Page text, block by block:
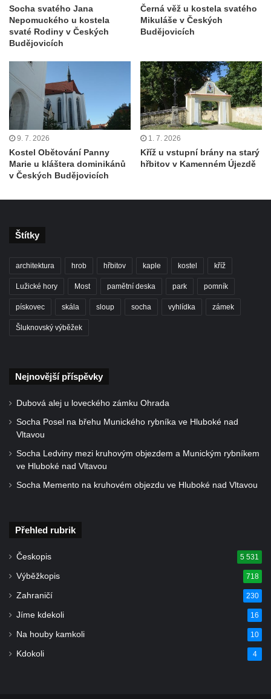
Bývalá márnice u hřbitova v Dubé
Kostel Nalezení svatého Kříže v Dubé
Úněticích
Kostel svatého Klementa v Levém Hradci
Kostel Wang (Karpacz – Bierutowice,
Polsko)
Skalní kaple Nejsvětější Trojice u Česká
Kamenice
Kostel svatého Vendelína v Perštejně
Hřbitovní kaple ve Velkém Šenově
Kaple svatého Floriána ve Veltěži
Černčic
Kaple Panny Marie Růžencové na návsi v
Výklenková kaple u silnice jižně od Hřivic
Kostel svatého Jakuba ve Hřivicích
Kaple u polní cesty východně od zámku v
Márnice na hřbitově v Opočně u Loun
Socha svatého Jana
Nepomuckého u kostela
svaté Rodiny v Českých
Budějovicích
Černá věž u kostela svatého
Mikuláše v Českých
Budějovicích
9. 7. 2026
Kostel Obětování Panny
Marie u kláštera dominikánů
v Českých Budějovicích
1. 7. 2026
Kříž u vstupní brány na starý
hřbitov v Kamenném Újezdě
Štítky
architektura hrob hřbitov kaple kostel kříž
Lužické hory Most pamětní deska park pomník
pískovec skála sloup socha vyhlídka zámek
Šluknovský výběžek
Nejnovější příspěvky
Dubová alej u loveckého zámku Ohrada
Socha Posel na břehu Munického rybníka ve Hluboké nad
Vltavou
Socha Ledviny mezi kruhovým objezdem a Munickým rybníkem
ve Hluboké nad Vltavou
Socha Memento na kruhovém objezdu ve Hluboké nad Vltavou
Přehled rubrik
Českopis 5 531
Výběžkopis 718
Zahraničí 230
Jíme kdekoli 16
Na houby kamkoli 10
Kdokoli 4